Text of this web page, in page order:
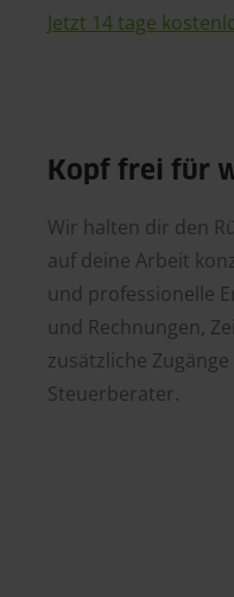
Jetzt 14 tage
Kopf frei für
Wir halten dir den
auf deine Arbeit
und professionelle
und Rechnungen,
zusätzliche
Steuerberater.